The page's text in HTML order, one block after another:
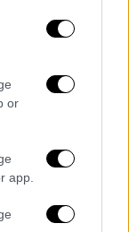
or
app.
στην
να υπάρξει